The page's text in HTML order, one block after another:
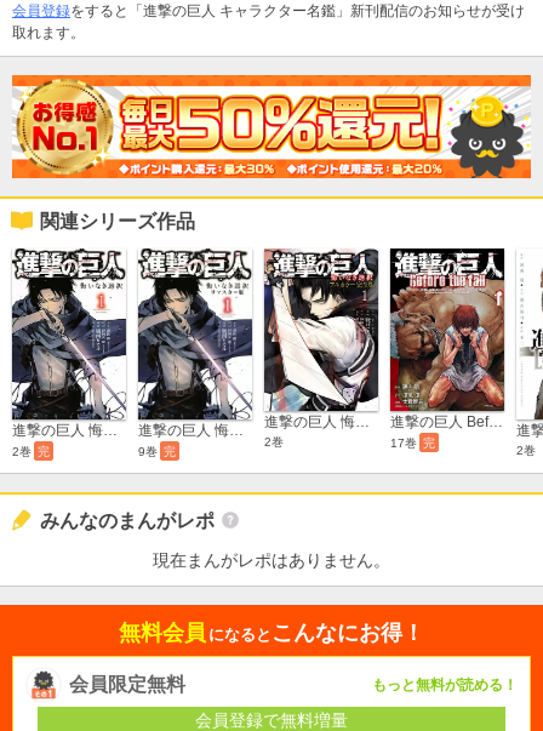
会員登録をすると「進撃の巨人 キャラクター名鑑」新刊配信のお知らせが受け
取れます。
関連シリーズ作品
進撃の巨人 悔いなき選択
2巻 完 9巻 完
進撃の巨人 悔いなき選択 フルカラー完全版
2巻
進撃の巨人 Before the fall
17巻 完
2巻
みんなのまんがレポ
現在まんがレポはありません。
無料会員 になると こんなにお得！
会員限定無料 もっと無料が読める！
会員登録で無料増量